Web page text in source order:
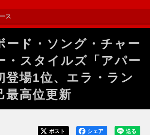
ス
ード・ソング・チャー
・スタイルズ「アパー
登場1位、エラ・ラン
最高位更新
送る
シェア
ポスト